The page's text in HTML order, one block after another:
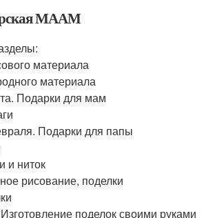
МААМ
материала
материала
Подарки для мам
Подарки для папы
и ниток
рисование, поделки
поделок своими руками